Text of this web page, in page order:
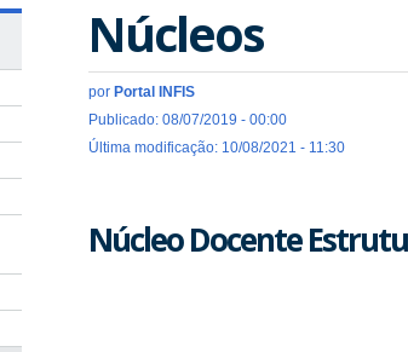
Núcleos
por Portal INFIS
Publicado: 08/07/2019 - 00:00
Última modificação: 10/08/2021 - 11:30
Núcleo Docente